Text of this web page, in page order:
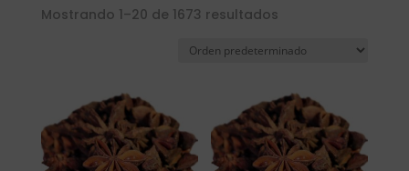
Mostrando 1–20 de 1673 resultados